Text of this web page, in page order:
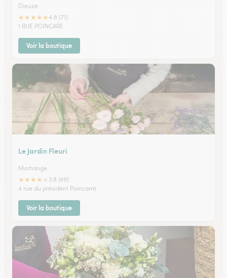
Dieuze
★★★★★4.8 (71)
1 RUE POINCARE
Voir la boutique
Le Jardin Fleuri
Morhange
★★★★
3.8 (49)
4 rue du président Poincarré
Voir la boutique